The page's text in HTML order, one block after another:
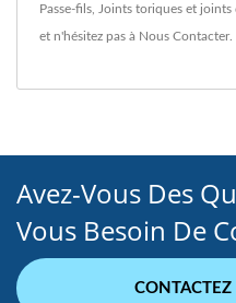
Passe-fils Joints toriques et joints
et n'hésitez pas à Nous Contacter.
Avez-Vous Des
Vous Besoin De